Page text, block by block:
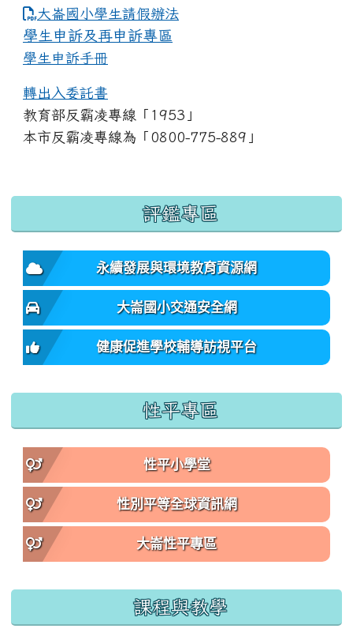
link to https://www.dles.tyc.edu.tw/uploads/
大崙國小學生請假辦法
學生申訴及再申訴專區
學生申訴手冊
轉出入委託書
教育部反霸凌專線「1953」
本市反霸凌專線為「0800-775-889」
:::
評鑑專區
永續發展與環境教育資源網
大崙國小交通安全網
健康促進學校輔導訪視平台
性平專區
性平小學堂
性別平等全球資訊網
大崙性平專區
課程與教學